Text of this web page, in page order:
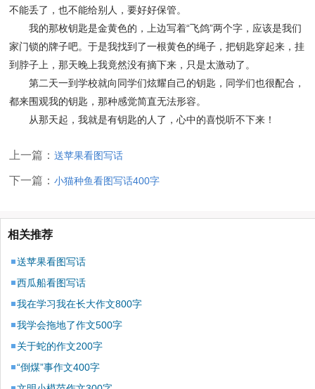
不能丢了，也不能给别人，要好好保管。
我的那枚钥匙是金黄色的，上边写着“飞鸽”两个字，应该是我们
家门锁的牌子吧。于是我找到了一根黄色的绳子，把钥匙穿起来，挂
到脖子上，那天晚上我竟然没有摘下来，只是太激动了。
第二天一到学校就向同学们炫耀自己的钥匙，同学们也很配合，
都来围观我的钥匙，那种感觉简直无法形容。
从那天起，我就是有钥匙的人了，心中的喜悦听不下来！
上一篇：送苹果看图写话
下一篇：小猫种鱼看图写话400字
相关推荐
送苹果看图写话
西瓜船看图写话
我在学习我在长大作文800字
我学会拖地了作文500字
关于蛇的作文200字
“倒煤”事作文400字